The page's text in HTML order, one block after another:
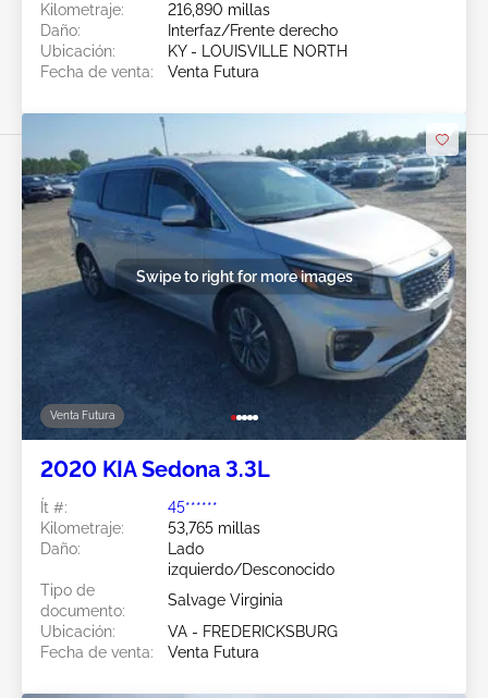
Kilometraje:
216,890 millas
Daño:
Interfaz/Frente derecho
Ubicación:
KY - LOUISVILLE NORTH
Fecha de venta:
Venta Futura
Venta Futura
Swipe to right for more images
2020 KIA Sedona 3.3L
Ít #:
45******
Kilometraje:
53,765 millas
Daño:
Lado
izquierdo/Desconocido
Tipo de
documento:
Salvage Virginia
Ubicación:
VA - FREDERICKSBURG
Fecha de venta:
Venta Futura